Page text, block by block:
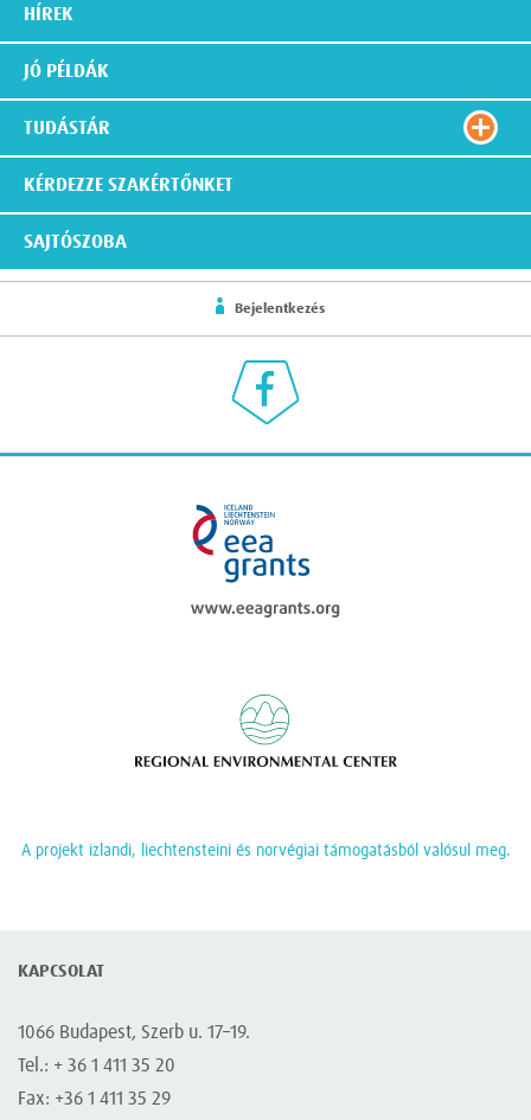
HÍREK
JÓ PÉLDÁK
TUDÁSTÁR
KÉRDEZZE SZAKÉRTŐNKET
SAJTÓSZOBA
Bejelentkezés
A projekt izlandi, liechtensteini és norvégiai támogatásból valósul meg.
KAPCSOLAT
1066 Budapest, Szerb u. 17–19.
Tel.: + 36 1 411 35 20
Fax: +36 1 411 35 29